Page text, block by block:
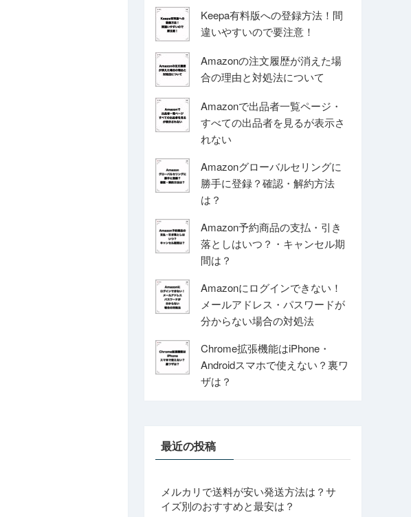
Keepa有料版への登録方法！間
違いやすいので要注意！
Amazonの注文履歴が消えた場
合の理由と対処法について
Amazonで出品者一覧ページ・
すべての出品者を見るが表示さ
れない
Amazonグローバルセリングに
勝手に登録？確認・解約方法
は？
Amazon予約商品の支払・引き
落としはいつ？・キャンセル期
間は？
Amazonにログインできない！
メールアドレス・パスワードが
分からない場合の対処法
Chrome拡張機能はiPhone・
Androidスマホで使えない？裏ワ
ザは？
最近の投稿
メルカリで送料が安い発送方法は？サ
イズ別のおすすめと最安は？